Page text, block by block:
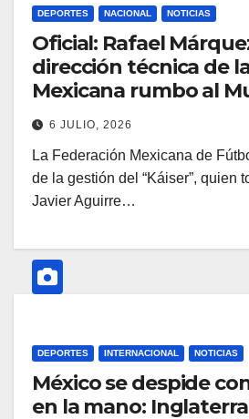
DEPORTES NACIONAL NOTICIAS
Oficial: Rafael
dirección técnica de
Mexicana rumbo al
6 JULIO, 2026
La Federación Mexicana de
de la gestión del “Káiser”, quien
Javier Aguirre…
DEPORTES INTERNACIONAL NOTICIAS
México se despide
en la mano: